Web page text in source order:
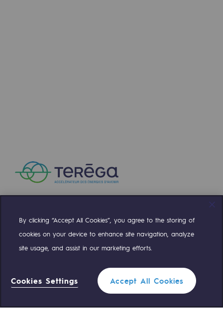
Compte TwitterCompte Facebook
Compte LinkedinCompte Youtube
Standard Teréga 0 559 133 400
By clicking “Accept All Cookies”, you agree to the storing of
cookies on your device to enhance site navigation, analyze
site usage, and assist in our marketing efforts.
Cookies Settings Accept All Cookies